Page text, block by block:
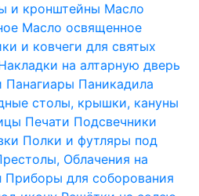
и кронштейны Масло
Масло освященное
и ковчеги для святых
на алтарную дверь
Панагиары Паникадила
столы, крышки, кануны
Печати Подсвечники
Полки и футляры под
Облачения на
Приборы для соборования